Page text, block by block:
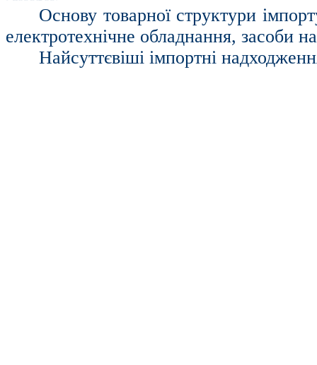
Основу товарної структури
електротехнічне обладнання, засоби
Найсуттєвіші імпортні